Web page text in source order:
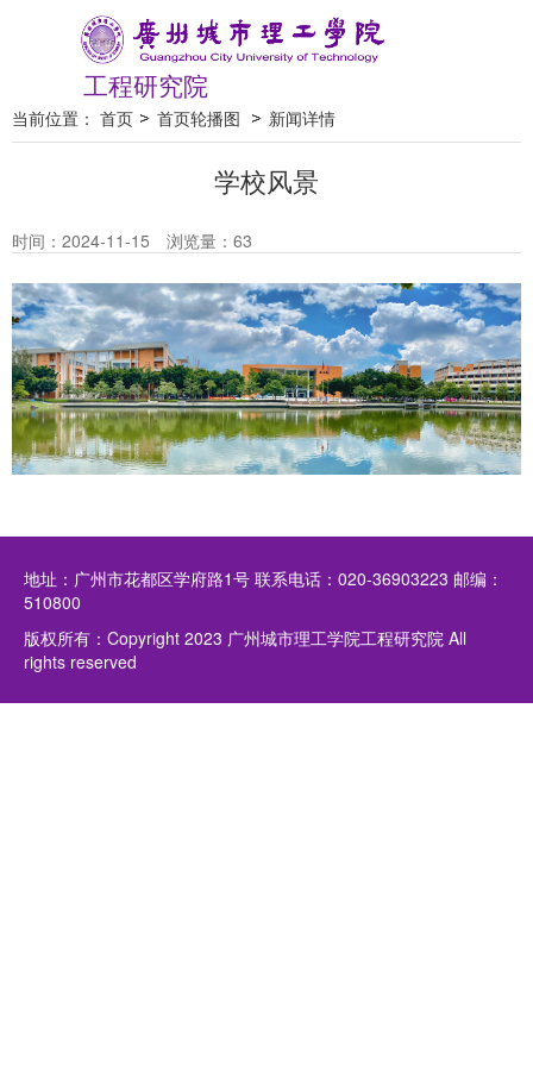
工程研究院
当前位置： 首页 首页轮播图 新闻详情
学校风景
时间：2024-11-15 浏览量： 63
地址：广州市花都区学府路1号 联系电话：020-36903223 邮编：
510800
版权所有：Copyright 2023 广州城市理工学院工程研究院 All
rights reserved